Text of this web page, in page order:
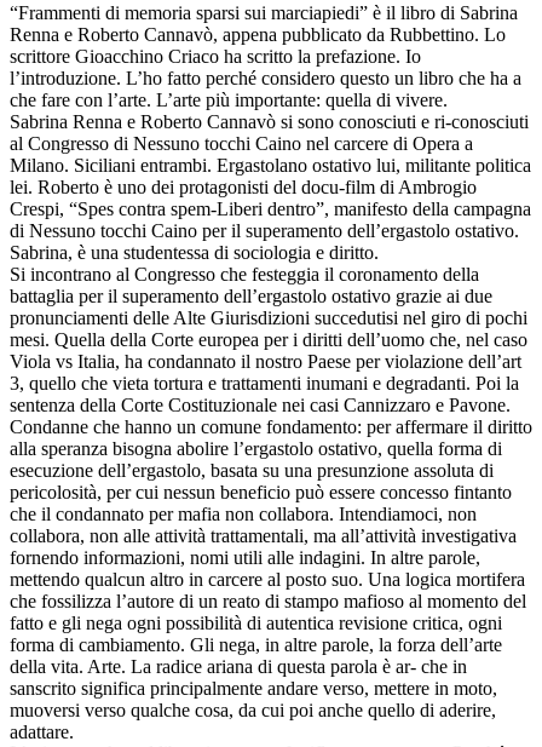
“Frammenti di memoria sparsi sui marciapiedi” è il libro di Sabrina
Renna e Roberto Cannavò, appena pubblicato da Rubbettino. Lo
scrittore Gioacchino Criaco ha scritto la prefazione. Io
l’introduzione. L’ho fatto perché considero questo un libro che ha a
che fare con l’arte. L’arte più importante: quella di vivere.
Sabrina Renna e Roberto Cannavò si sono conosciuti e ri-conosciuti
al Congresso di Nessuno tocchi Caino nel carcere di Opera a
Milano. Siciliani entrambi. Ergastolano ostativo lui, militante politica
lei. Roberto è uno dei protagonisti del docu-film di Ambrogio
Crespi, “Spes contra spem-Liberi dentro”, manifesto della campagna
di Nessuno tocchi Caino per il superamento dell’ergastolo ostativo.
Sabrina, è una studentessa di sociologia e diritto.
Si incontrano al Congresso che festeggia il coronamento della
battaglia per il superamento dell’ergastolo ostativo grazie ai due
pronunciamenti delle Alte Giurisdizioni succedutisi nel giro di pochi
mesi. Quella della Corte europea per i diritti dell’uomo che, nel caso
Viola vs Italia, ha condannato il nostro Paese per violazione dell’art
3, quello che vieta tortura e trattamenti inumani e degradanti. Poi la
sentenza della Corte Costituzionale nei casi Cannizzaro e Pavone.
Condanne che hanno un comune fondamento: per affermare il diritto
alla speranza bisogna abolire l’ergastolo ostativo, quella forma di
esecuzione dell’ergastolo, basata su una presunzione assoluta di
pericolosità, per cui nessun beneficio può essere concesso fintanto
che il condannato per mafia non collabora. Intendiamoci, non
collabora, non alle attività trattamentali, ma all’attività investigativa
fornendo informazioni, nomi utili alle indagini. In altre parole,
mettendo qualcun altro in carcere al posto suo. Una logica mortifera
che fossilizza l’autore di un reato di stampo mafioso al momento del
fatto e gli nega ogni possibilità di autentica revisione critica, ogni
forma di cambiamento. Gli nega, in altre parole, la forza dell’arte
della vita. Arte. La radice ariana di questa parola è ar- che in
sanscrito significa principalmente andare verso, mettere in moto,
muoversi verso qualche cosa, da cui poi anche quello di aderire,
adattare.